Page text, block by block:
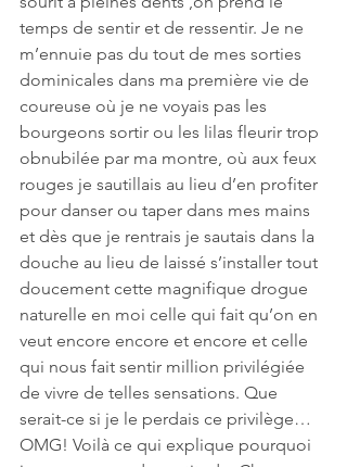
temps de sentir et de ressentir. Je ne
m’ennuie pas du tout de mes sorties
dominicales dans ma première vie de
coureuse où je ne voyais pas les
bourgeons sortir ou les lilas fleurir trop
obnubilée par ma montre, où aux feux
rouges je sautillais au lieu d’en profiter
pour danser ou taper dans mes mains
et dès que je rentrais je sautais dans la
douche au lieu de laissé s’installer tout
doucement cette magnifique drogue
naturelle en moi celle qui fait qu’on en
veut encore encore et encore et celle
qui nous fait sentir million privilégiée
de vivre de telles sensations. Que
serait-ce si je le perdais ce privilège…
OMG! Voilà ce qui explique pourquoi